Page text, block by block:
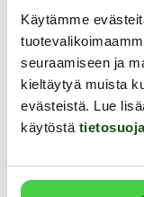
Käytämme
seuraamiseen ja
kieltäytyä muista
evästeistä. Lue
käytöstä